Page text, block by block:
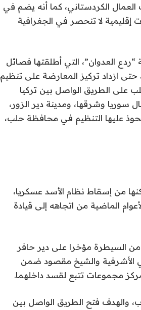
العمال الكردستاني، كما أنه يضم في
إقليمية لا تنحصر في الجغرافية
العدوان”، التي أطلقتها فصائل
حتى ازداد تركيز المعارضة على تنظيم
على الطريق الواصل بين تركيا
سوريا وشرقها، ومدينة دير الزور،
عليها التنظيم في محافظة حلب،
من إسقاط نظام الأسد عسكريا،
الماضية من اتجاهه إلى قيادة
السيطرة مؤخرا على دير حافر
والشيخ مقصود ضمن
مجموعات تتبع لقسد داخلهما.
والهدف فتح الطريق الواصل بين